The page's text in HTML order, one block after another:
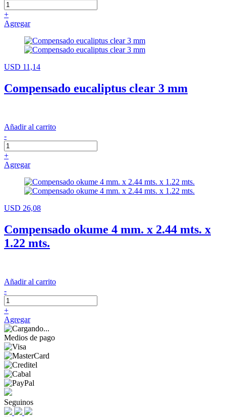
+
Agregar
USD 11,14
Compensado eucaliptus clear 3 mm
Añadir al carrito
-
+
Agregar
USD 26,08
Compensado okume 4 mm. x 2.44 mts. x
1.22 mts.
Añadir al carrito
-
+
Agregar
Medios de pago
Seguinos